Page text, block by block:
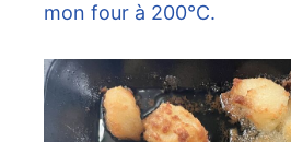
mon four à 200℃.